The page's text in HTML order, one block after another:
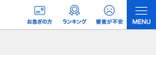
いう収益モデルです。 ただし、特定の